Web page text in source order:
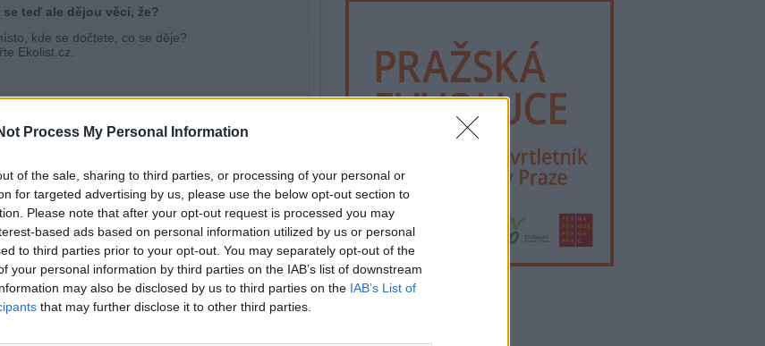
Process My Personal Information
of the sale, sharing to third parties, or processing of your personal or
for targeted advertising by us, please use the below opt-out section to
Please note that after your opt-out request is processed you may
based ads based on personal information utilized by us or personal
to third parties prior to your opt-out. You may separately opt-out of the
your personal information by third parties on the IAB’s list of downstream
may also be disclosed by us to third parties on the IAB’s List of
that may further disclose it to other third parties.